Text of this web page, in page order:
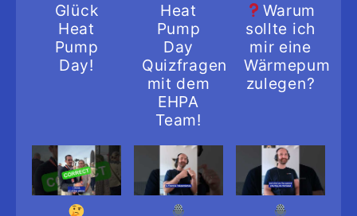
Glück
Heat
Pump
Day!
Heat
Pump
Day
Quizfragen
mit dem
EHPA
Team!
Warum
sollte ich
mir eine
Wärmepumpe
zulegen?